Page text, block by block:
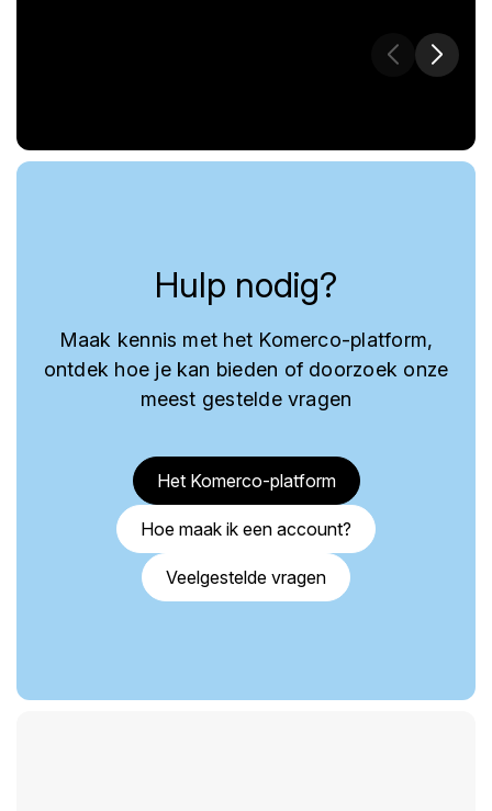
Hulp nodig?
Maak kennis met het Komerco-platform,
ontdek hoe je kan bieden of doorzoek onze
meest gestelde vragen
Het Komerco-platform
Hoe maak ik een account?
Veelgestelde vragen